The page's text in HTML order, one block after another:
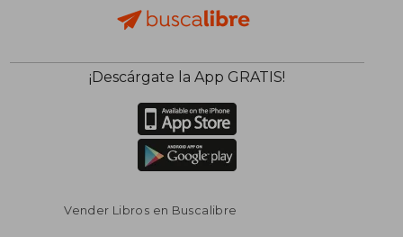
¡Descárgate la App GRATIS!
Vender Libros en Buscalibre